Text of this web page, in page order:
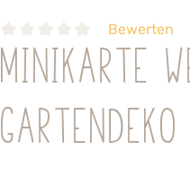
Bewerten
Minikarte
Gartendeko